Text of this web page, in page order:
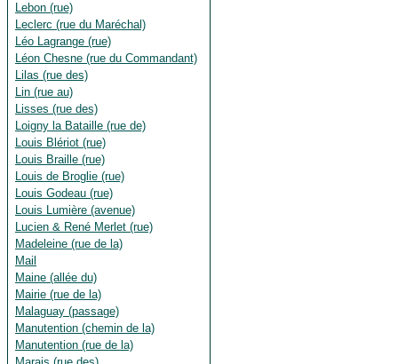
Lebon (rue)
Leclerc (rue du Maréchal)
Léo Lagrange (rue)
Léon Chesne (rue du Commandant)
Lilas (rue des)
Lin (rue au)
Lisses (rue des)
Loigny la Bataille (rue de)
Louis Blériot (rue)
Louis Braille (rue)
Louis de Broglie (rue)
Louis Godeau (rue)
Louis Lumière (avenue)
Lucien & René Merlet (rue)
Madeleine (rue de la)
Mail
Maine (allée du)
Mairie (rue de la)
Malaguay (passage)
Manutention (chemin de la)
Manutention (rue de la)